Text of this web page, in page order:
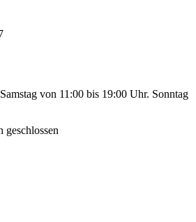
von 11:00 bis 19:00 Uhr. Sonntag
geschlossen